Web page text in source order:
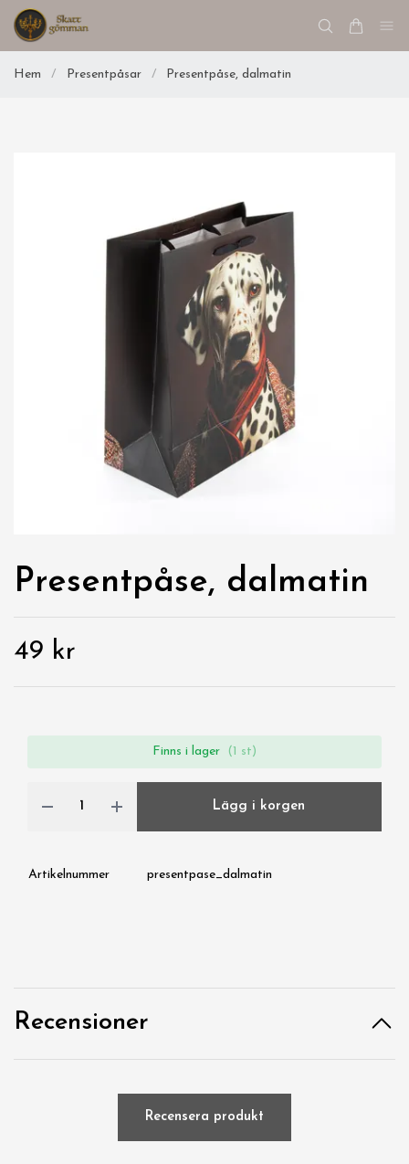
Hem / Presentpåsar / Presentpåse, dalmatin
Presentpåse, dalmatin
49 kr
Finns i lager (1 st)
Lägg i korgen
Artikelnummer presentpase_dalmatin
Recensioner
Recensera produkt